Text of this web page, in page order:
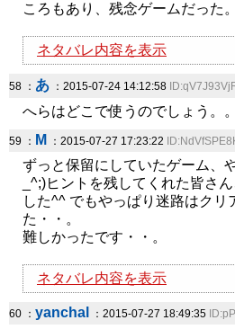
ころもあり、残念ゲームだった。
ネタバレ内容を表示
58 ： あ ：2015-07-24 14:12:58
へらはどこで使うのでしょう。。
59 ： M ：2015-07-27 17:23:22
ずっと保留にしていたゲーム、
_^;)ヒントを残してくれた皆さ
した^^ でもやっぱり迷路はクリ
た・・。
難しかったです・・。
ネタバレ内容を表示
60 ： yanchal ：2015-07-27 18:49:35